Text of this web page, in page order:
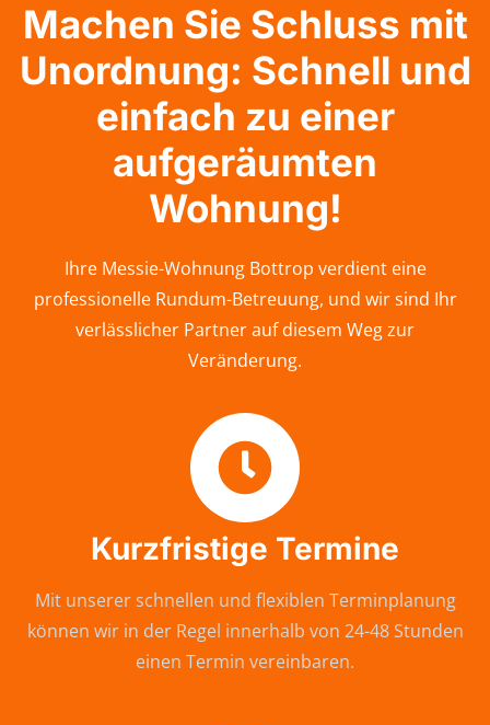
Machen Sie Schluss mit
Unordnung: Schnell und
einfach zu einer
aufgeräumten
Wohnung!
Ihre Messie-Wohnung Bottrop verdient eine
professionelle Rundum-Betreuung, und wir sind Ihr
verlässlicher Partner auf diesem Weg zur
Veränderung.
Kurzfristige Termine
Mit unserer schnellen und flexiblen Terminplanung
können wir in der Regel innerhalb von 24-48 Stunden
einen Termin vereinbaren.